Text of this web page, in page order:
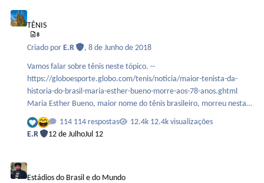
TÊNIS
8
Criado porE.R ,8 de Junho de 2018
Vamos falar sobre tênis neste tópico. --
https://globoesporte.globo.com/tenis/noticia/maior-tenista-da-
historia-do-brasil-maria-esther-bueno-morre-aos-78-anos.ghtml
Maria Esther Bueno, maior nome do tênis brasileiro, morreu nesta
sexta-feira, 8 de junho, aos 78 anos, vítima de um câncer. Maria
Esther Bueno, durante sua carreira, alcançou o posto de número 1
vencer na Austrália, com Christine Truman, e em Wimbledon,
114 respostas
12.4k visualizações
E.R
12 de JulhoJul 12
Estádios do Brasil e do Mundo